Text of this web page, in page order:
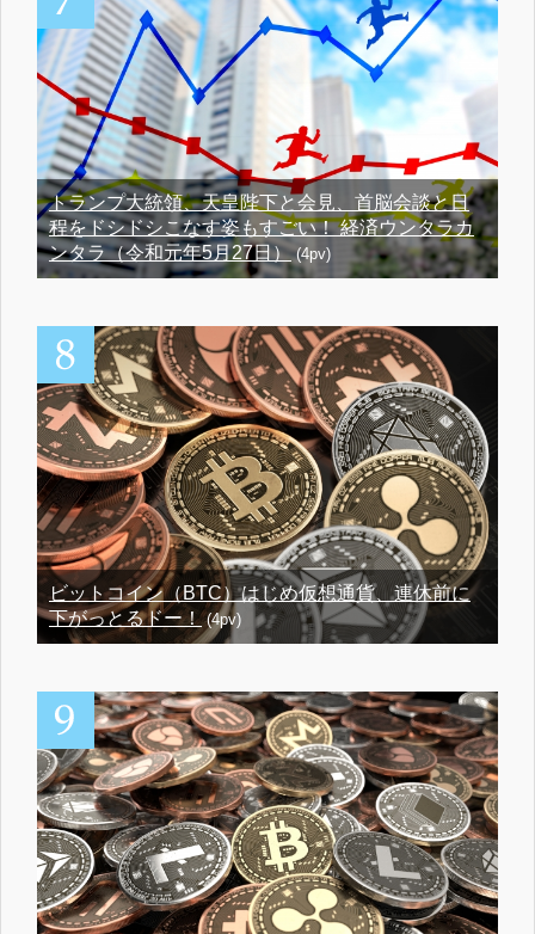
トランプ大統領、天皇陛下と会見、首脳会談と日
程をドシドシこなす姿もすごい！ 経済ウンタラカ
ンタラ（令和元年5月27日）(4pv)
ビットコイン（BTC）はじめ仮想通貨、連休前に
下がっとるドー！(4pv)